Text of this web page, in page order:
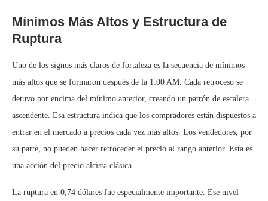
Mínimos Más Altos y Estructura de
Ruptura
Uno de los signos más claros de fortaleza es la secuencia de mínimos
más altos que se formaron después de la 1:00 AM. Cada retroceso se
detuvo por encima del mínimo anterior, creando un patrón de escalera
ascendente. Esa estructura indica que los compradores están dispuestos a
entrar en el mercado a precios cada vez más altos. Los vendedores, por
su parte, no pueden hacer retroceder el precio al rango anterior. Esta es
una acción del precio alcista clásica.
La ruptura en 0,74 dólares fue especialmente importante. Ese nivel